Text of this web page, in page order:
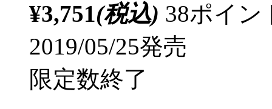
¥3,751(税込) 38ポイ
2019/05/25発売
限定数終了